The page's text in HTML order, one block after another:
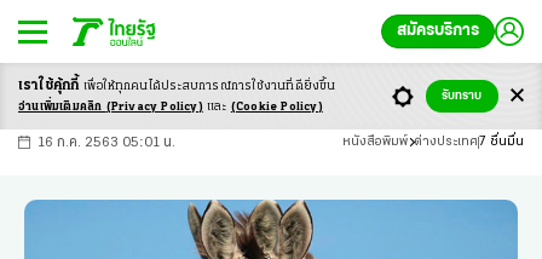
สมัครบริการ
-ก ก ก+
16 ก.ค. 2563 05:01 น. หนังสือพิมพ์ ต่างประเทศ 7 ชื่นมื่น
เราใช้คุ้กกี้ เพื่อให้ทุกคนได้ประสบการณ์การใช้งานที่ดียิ่งขึ้น
อ่านเพิ่มเติมคลิก (Privacy Policy) และ (Cookie Policy)
รับทราบ